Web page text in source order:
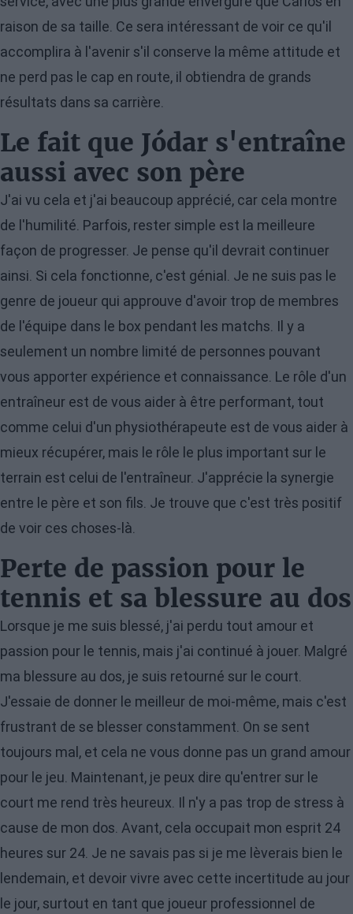
raison de sa taille. Ce sera intéressant de voir ce qu'il
accomplira à l'avenir s'il conserve la même attitude et
ne perd pas le cap en route, il obtiendra de grands
résultats dans sa carrière.
Le fait que Jódar s'entraîne
aussi avec son père
J'ai vu cela et j'ai beaucoup apprécié, car cela montre
de l'humilité. Parfois, rester simple est la meilleure
façon de progresser. Je pense qu'il devrait continuer
ainsi. Si cela fonctionne, c'est génial. Je ne suis pas le
genre de joueur qui approuve d'avoir trop de membres
de l'équipe dans le box pendant les matchs. Il y a
seulement un nombre limité de personnes pouvant
vous apporter expérience et connaissance. Le rôle d'un
entraîneur est de vous aider à être performant, tout
comme celui d'un physiothérapeute est de vous aider à
mieux récupérer, mais le rôle le plus important sur le
terrain est celui de l'entraîneur. J'apprécie la synergie
entre le père et son fils. Je trouve que c'est très positif
de voir ces choses-là.
Perte de passion pour le
tennis et sa blessure au dos
Lorsque je me suis blessé, j'ai perdu tout amour et
passion pour le tennis, mais j'ai continué à jouer. Malgré
ma blessure au dos, je suis retourné sur le court.
J'essaie de donner le meilleur de moi-même, mais c'est
frustrant de se blesser constamment. On se sent
toujours mal, et cela ne vous donne pas un grand amour
pour le jeu. Maintenant, je peux dire qu'entrer sur le
court me rend très heureux. Il n'y a pas trop de stress à
cause de mon dos. Avant, cela occupait mon esprit 24
heures sur 24. Je ne savais pas si je me lèverais bien le
lendemain, et devoir vivre avec cette incertitude au jour
le jour, surtout en tant que joueur professionnel de